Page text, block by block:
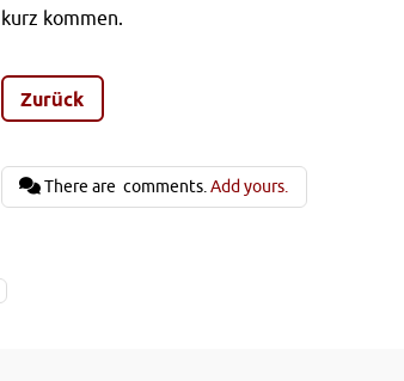
kurz kommen.
Zurück
There are comments.Add yours.